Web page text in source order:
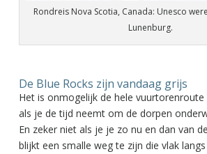
Rondreis Nova Scotia, Canada: Unesco
Lunenburg.
De Blue Rocks zijn vandaag grijs
Het is onmogelijk de hele
als je de tijd neemt om de dorpen
En zeker niet als je je zo nu en dan van
blijkt een smalle weg te zijn die vlak